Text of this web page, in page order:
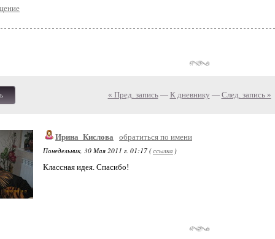
« Пред. запись— К дневнику — След. запись »
Ирина_Кислова
обратиться по имени
Понедельник, 30 Мая 2011 г. 01:17 (ссылка )
Классная идея. Спасибо!